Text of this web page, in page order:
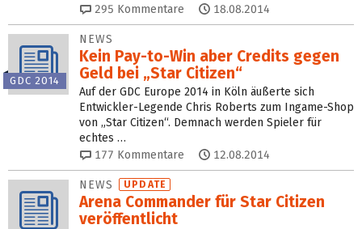
295 Kommentare 18.08.2014
GDC 2014
NEWS
Kein Pay-to-Win aber Credits gegen
Geld bei „Star Citizen“
Auf der GDC Europe 2014 in Köln äußerte sich
Entwickler-Legende Chris Roberts zum Ingame-Shop
von „Star Citizen“. Demnach werden Spieler für
echtes …
177 Kommentare 12.08.2014
NEWS UPDATE
Arena Commander für Star Citizen
veröffentlicht